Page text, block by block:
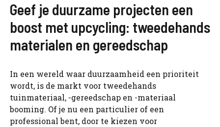
Geef je duurzame projecten een
boost met upcycling: tweedehands
materialen en gereedschap
In een wereld waar duurzaamheid een prioriteit
wordt, is de markt voor tweedehands
tuinmateriaal, -gereedschap en -materiaal
booming. Of je nu een particulier of een
professional bent, door te kiezen voor